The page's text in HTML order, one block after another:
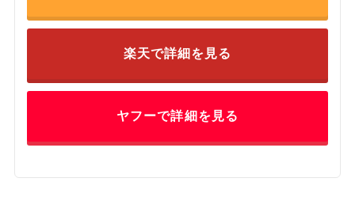
楽天で詳細を見る
ヤフーで詳細を見る